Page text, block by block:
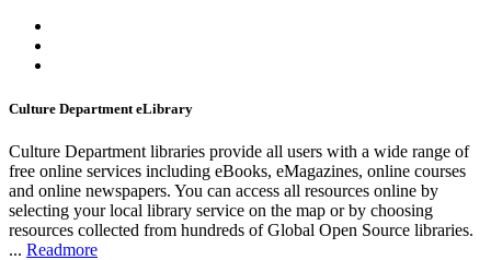
Culture Department eLibrary
Culture Department libraries provide all users with a wide range of
free online services including eBooks, eMagazines, online courses
and online newspapers. You can access all resources online by
selecting your local library service on the map or by choosing
resources collected from hundreds of Global Open Source libraries.
... Readmore